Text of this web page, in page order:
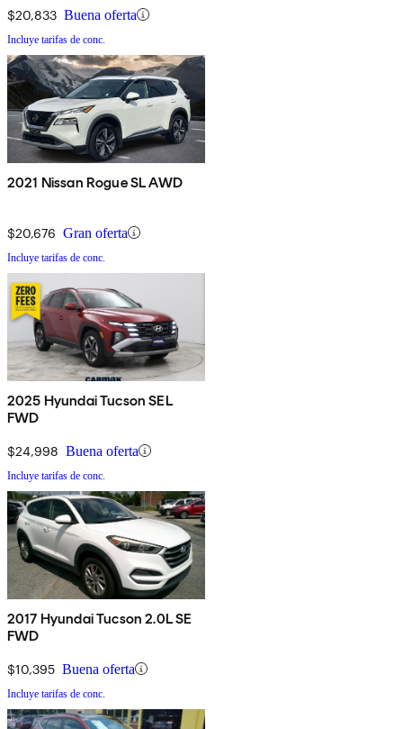
$20,833 Buena oferta
Incluye tarifas de conc.
2021 Nissan Rogue SL AWD
$20,676 Gran oferta
Incluye tarifas de conc.
2025 Hyundai Tucson SEL
FWD
$24,998 Buena oferta
Incluye tarifas de conc.
2017 Hyundai Tucson 2.0L SE
FWD
$10,395 Buena oferta
Incluye tarifas de conc.